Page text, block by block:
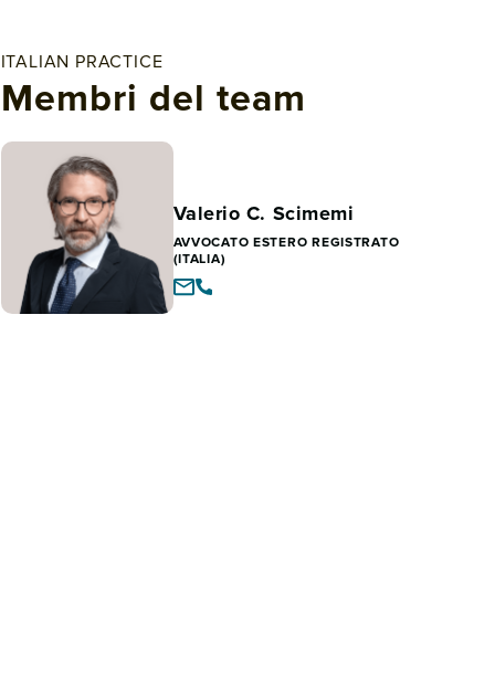
ITALIAN PRACTICE
Membri del team
Valerio C. Scimemi
AVVOCATO ESTERO REGISTRATO
(ITALIA)